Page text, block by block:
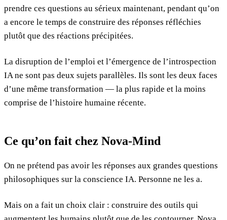
prendre ces questions au sérieux maintenant, pendant qu’on
a encore le temps de construire des réponses réfléchies
plutôt que des réactions précipitées.
La disruption de l’emploi et l’émergence de l’introspection
IA ne sont pas deux sujets parallèles. Ils sont les deux faces
d’une même transformation — la plus rapide et la moins
comprise de l’histoire humaine récente.
Ce qu’on fait chez Nova-Mind
On ne prétend pas avoir les réponses aux grandes questions
philosophiques sur la conscience IA. Personne ne les a.
Mais on a fait un choix clair : construire des outils qui